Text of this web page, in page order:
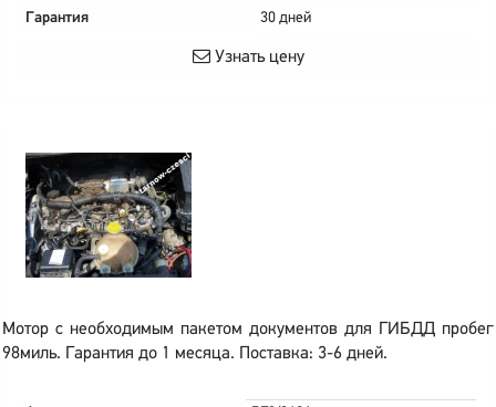
Гарантия
30 дней
Узнать цену
Мотор с необходимым пакетом документов для ГИБДД пробег
98миль. Гарантия до 1 месяца. Поставка: 3-6 дней.